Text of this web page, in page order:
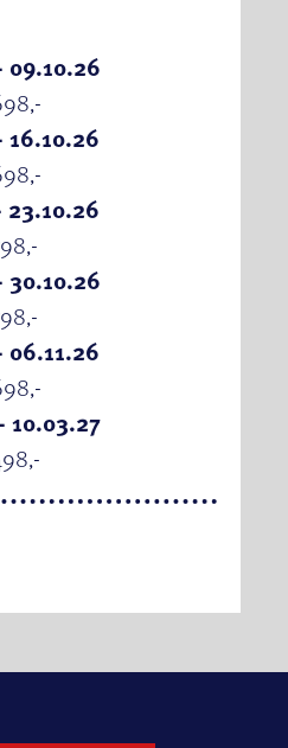
09.10.26
16.10.26
23.10.26
30.10.26
06.11.26
10.03.27